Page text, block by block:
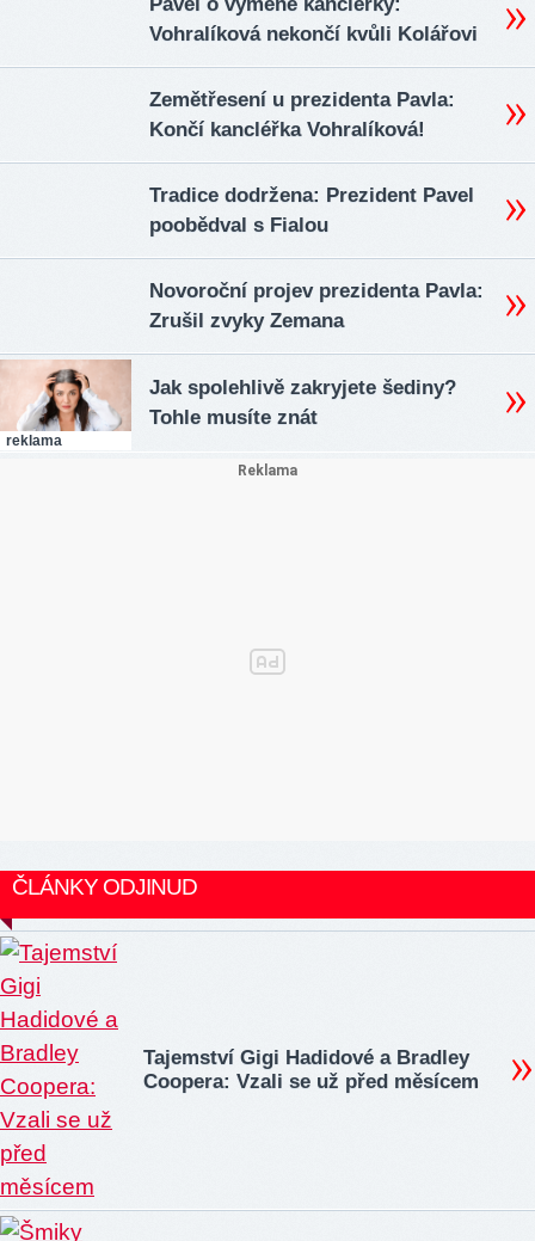
Pavel o výměně kancléřky:
Vohralíková nekončí kvůli Kolářovi
Zemětřesení u prezidenta Pavla:
Končí kancléřka Vohralíková!
Tradice dodržena: Prezident Pavel
poobědval s Fialou
Novoroční projev prezidenta Pavla:
Zrušil zvyky Zemana
reklama
Jak spolehlivě zakryjete šediny?
Tohle musíte znát
ČLÁNKY ODJINUD
Tajemství Gigi Hadidové a Bradley
Coopera: Vzali se už před měsícem